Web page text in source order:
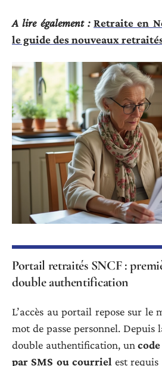
A lire également : Retraite en
le guide des nouveaux
Portail retraités SNCF :
double authentification
L’accès au portail repose sur le
mot de passe personnel. Depuis
double authentification, un
par SMS ou courrielest requis